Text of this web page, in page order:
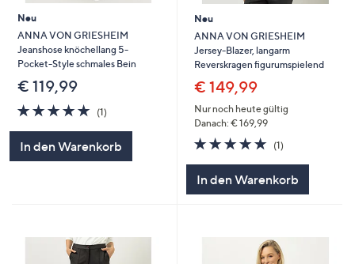
Neu
ANNA VON GRIESHEIM
Jeanshose knöchellang 5-
Pocket-Style schmales Bein
€ 119,99
5.0
von
(1)
In den Warenkorb
Neu
ANNA VON GRIESHEIM
Jersey-Blazer, langarm
Reverskragen figurumspielend
€ 149,99
Nur noch heute gültig
Danach: € 169,99
5.0
von
5
(1)
In den Warenkorb